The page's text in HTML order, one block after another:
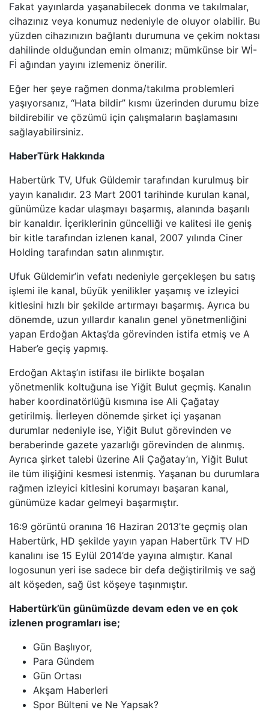
TRT BELGESEL
HT SPOR
TLC
BLOOMBERG HT
Fakat yayınlarda yaşanabilecek donma ve takılmalar,
cihazınız veya konumuz nedeniyle de oluyor olabilir. Bu
yüzden cihazınızın bağlantı durumuna ve çekim noktası
dahilinde olduğundan emin olmanız; mümkünse bir Wİ-
Fİ ağından yayını izlemeniz önerilir.
Eğer her şeye rağmen donma/takılma problemleri
yaşıyorsanız, “Hata bildir” kısmı üzerinden durumu bize
bildirebilir ve çözümü için çalışmaların başlamasını
sağlayabilirsiniz.
HaberTürk Hakkında
Habertürk TV, Ufuk Güldemir tarafından kurulmuş bir
yayın kanalıdır. 23 Mart 2001 tarihinde kurulan kanal,
günümüze kadar ulaşmayı başarmış, alanında başarılı
bir kanaldır. İçeriklerinin güncelliği ve kalitesi ile geniş
bir kitle tarafından izlenen kanal, 2007 yılında Ciner
Holding tarafından satın alınmıştır.
Ufuk Güldemir’in vefatı nedeniyle gerçekleşen bu satış
işlemi ile kanal, büyük yenilikler yaşamış ve izleyici
kitlesini hızlı bir şekilde artırmayı başarmış. Ayrıca bu
dönemde, uzun yıllardır kanalın genel yönetmenliğini
yapan Erdoğan Aktaş’da görevinden istifa etmiş ve A
Haber’e geçiş yapmış.
Erdoğan Aktaş’ın istifası ile birlikte boşalan
yönetmenlik koltuğuna ise Yiğit Bulut geçmiş. Kanalın
haber koordinatörlüğü kısmına ise Ali Çağatay
getirilmiş. İlerleyen dönemde şirket içi yaşanan
durumlar nedeniyle ise, Yiğit Bulut görevinden ve
beraberinde gazete yazarlığı görevinden de alınmış.
Ayrıca şirket talebi üzerine Ali Çağatay’ın, Yiğit Bulut
ile tüm ilişiğini kesmesi istenmiş. Yaşanan bu durumlara
rağmen izleyici kitlesini korumayı başaran kanal,
günümüze kadar gelmeyi başarmıştır.
16:9 görüntü oranına 16 Haziran 2013’te geçmiş olan
Habertürk, HD şekilde yayın yapan Habertürk TV HD
kanalını ise 15 Eylül 2014’de yayına almıştır. Kanal
logosunun yeri ise sadece bir defa değiştirilmiş ve sağ
alt köşeden, sağ üst köşeye taşınmıştır.
Habertürk’ün günümüzde devam eden ve en çok
izlenen programları ise;
Gün Başlıyor,
Para Gündem
Gün Ortası
Akşam Haberleri
Spor Bülteni ve Ne Yapsak?